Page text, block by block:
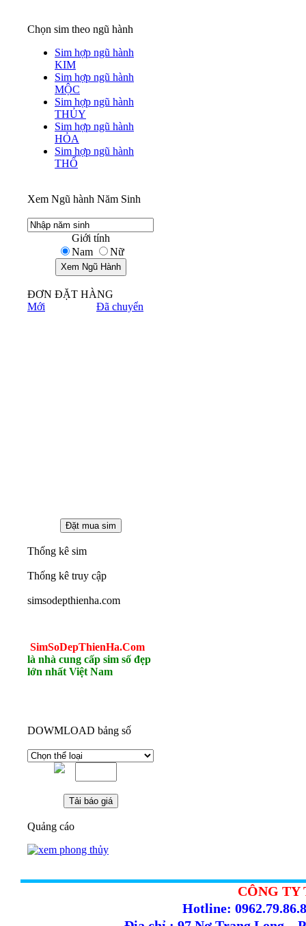
Chọn sim theo ngũ hành
Sim hợp ngũ hành
KIM
Sim hợp ngũ hành
MỘC
Sim hợp ngũ hành
THỦY
Sim hợp ngũ hành
HỎA
Sim hợp ngũ hành
THỔ
Xem Ngũ hành Năm Sinh
Giới tính
Nam
Nữ
ĐƠN ĐẶT HÀNG
Mới
Đã chuyển
Thống kê sim
Thống kê truy cập
simsodepthienha.com
SimSoDepThienHa.Com
là nhà cung cấp sim số đẹp
lớn nhất Việt Nam
DOWMLOAD bảng số
Quảng cáo
CÔNG TY
Hotline: